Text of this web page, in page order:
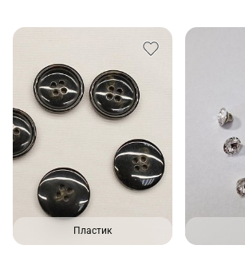
Пластик